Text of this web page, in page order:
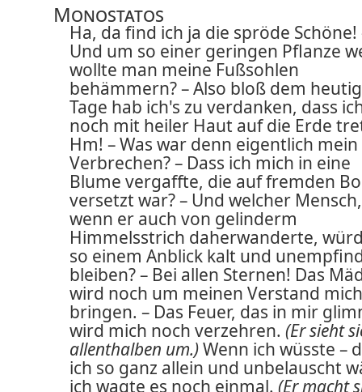
Monostatos
Ha, da find ich ja die spröde Schöne!
Und um so einer geringen Pflanze
wollte man meine Fußsohlen
behämmern? – Also bloß dem
Tage hab ich's zu verdanken, dass
noch mit heiler Haut auf die Erde
Hm! – Was war denn eigentlich mein
Verbrechen? – Dass ich mich in eine
Blume vergaffte, die auf fremden
versetzt war? – Und welcher Mensch,
wenn er auch von gelinderm
Himmelsstrich daherwanderte,
so einem Anblick kalt und
bleiben? – Bei allen Sternen! Das
wird noch um meinen Verstand mich
bringen. – Das Feuer, das in mir
wird mich noch verzehren. (Er sieht
allenthalben um.)Wenn ich wüsste –
ich so ganz allein und unbelauscht
ich wagte es noch einmal. (Er macht